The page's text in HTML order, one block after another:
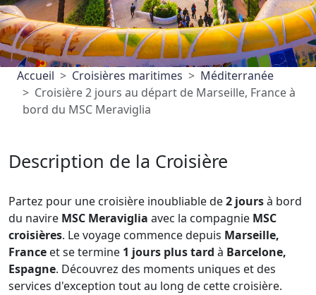
Accueil Croisières maritimes
Méditerranée
Croisière 2 jours au départ de Marseille, France à
bord du MSC Meraviglia
Description de la Croisière
Partez pour une croisière inoubliable de2 joursà bord
du navire MSC Meraviglia avec la compagnie MSC
croisières. Le voyage commence depuis Marseille,
France et se termine 1 jours plus tard à Barcelone,
Espagne. Découvrez des moments uniques et des
services d'exception tout au long de cette croisière.